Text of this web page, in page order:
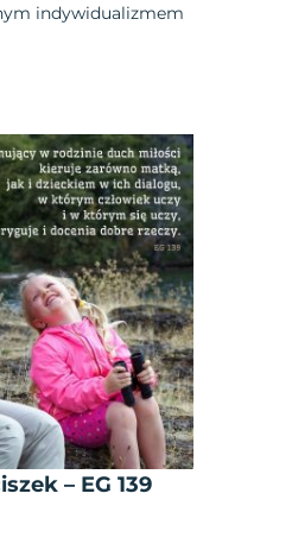
indywidualizmem
– EG 139